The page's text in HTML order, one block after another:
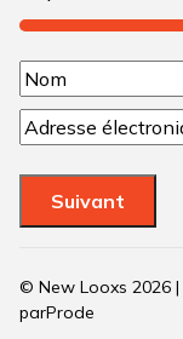
50%
N
o
m
N
c
N
o
m
C
o
u
e
l
Suivant
© New Looxs 2026 |
parProde